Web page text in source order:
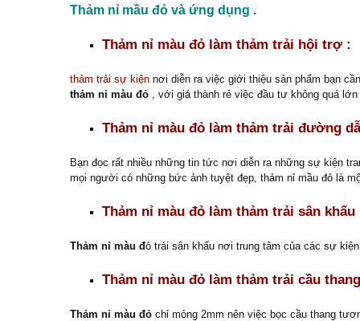
Thảm nỉ mầu đỏ và ứng dụng .
Thảm nỉ màu đỏ làm thảm trải hội trợ :
thảm trải sự kiện nơi diễn ra việc giới thiệu sản phẩm bạn
thảm nỉ màu đỏ , với giá thành rẻ việc đầu tư không quá
Thảm nỉ màu đỏ làm thảm trải đường
Bạn đọc rất nhiều những tin tức nơi diễn ra những sự kiện
mọi người có những bức ảnh tuyệt đẹp, thảm nỉ mầu đỏ là
Thảm nỉ màu đỏ làm thảm trải sân khấu
Thảm nỉ màu đỏ trải sân khấu nơi trung tâm của các sự
Thảm nỉ màu đỏ làm thảm trải cầu
Thảm nỉ màu đỏ chỉ mỏng 2mm nên việc bọc cầu thang